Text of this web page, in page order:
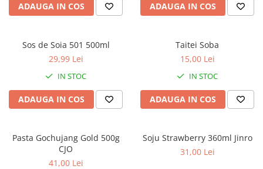
ADAUGA IN COS ADAUGA IN COS
Sos de Soia 501 500ml
29,99 Lei
IN STOC
ADAUGA IN COS
Taitei Soba
15,00 Lei
IN STOC
ADAUGA IN COS
Pasta Gochujang Gold 500g
CJO
41,00 Lei
Soju Strawberry 360ml Jinro
31,00 Lei